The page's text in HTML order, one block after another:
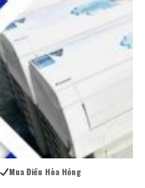
Mua Điều Hòa Hỏng